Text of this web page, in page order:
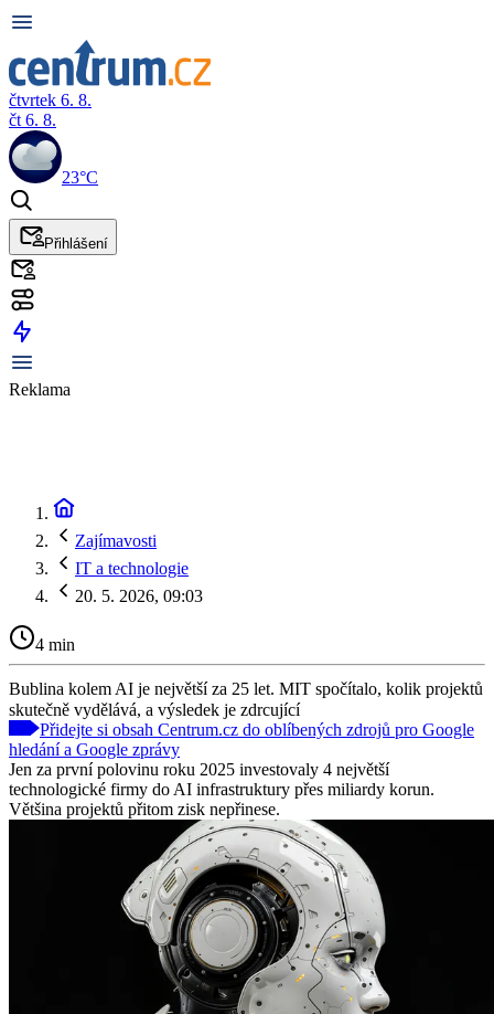
čtvrtek 6. 8.
čt 6. 8.
23°C
Přihlášení
Reklama
Zajímavosti
IT a technologie
20. 5. 2026, 09:03
4 min
Bublina kolem AI je největší za 25 let. MIT spočítalo, kolik projektů
skutečně vydělává, a výsledek je zdrcující
Přidejte si obsah Centrum.cz do oblíbených zdrojů pro Google
hledání a Google zprávy
Jen za první polovinu roku 2025 investovaly 4 největší
technologické firmy do AI infrastruktury přes miliardy korun.
Většina projektů přitom zisk nepřinese.